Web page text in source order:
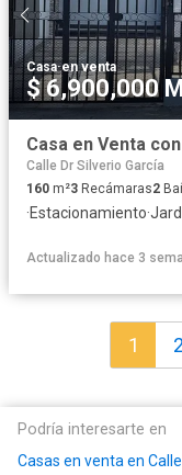
Casa·en venta
$ 6,900,000
Calle Dr Silverio García
160 m²3 Recámaras2
·Estacionamiento·
Actualizado hace 3
1 2
Podría interesarte en
Casas en venta en